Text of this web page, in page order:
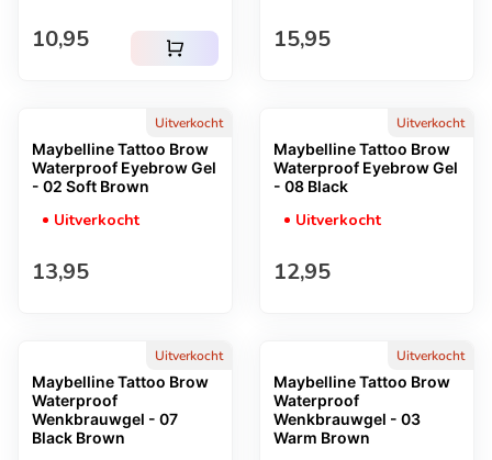
Normale prijs
10,95 shopping_cart Normale prijs
15,95
Uitverkocht
Maybelline Tattoo Brow
Waterproof Eyebrow Gel
- 02 Soft Brown
Uitverkocht
Normale prijs
13,95
Uitverkocht
Maybelline Tattoo Brow
Waterproof Eyebrow Gel
- 08 Black
Uitverkocht
Normale prijs
12,95
Uitverkocht
Maybelline Tattoo Brow
Waterproof
Wenkbrauwgel - 07
Black Brown
Uitverkocht
Maybelline Tattoo Brow
Waterproof
Wenkbrauwgel - 03
Warm Brown